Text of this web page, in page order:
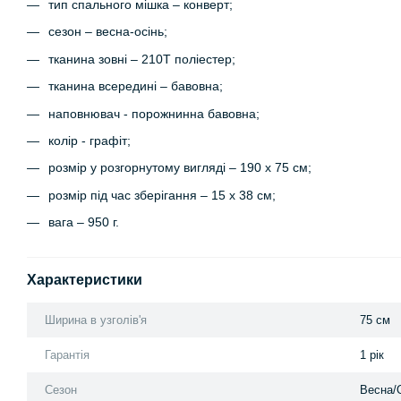
тип спального мішка – конверт;
сезон – весна-осінь;
тканина зовні – 210T поліестер;
тканина всередині – бавовна;
наповнювач - порожнинна бавовна;
колір - графіт;
розмір у розгорнутому вигляді – 190 x 75 см;
розмір під час зберігання – 15 x 38 см;
вага – 950 г.
Характеристики
Ширина в узголів'я 75 см
Гарантія 1 рік
Сезон Весна/